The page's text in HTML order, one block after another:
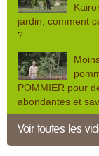
jardin, comment
?
POMMIER pour
abondantes et
Voir toutes les